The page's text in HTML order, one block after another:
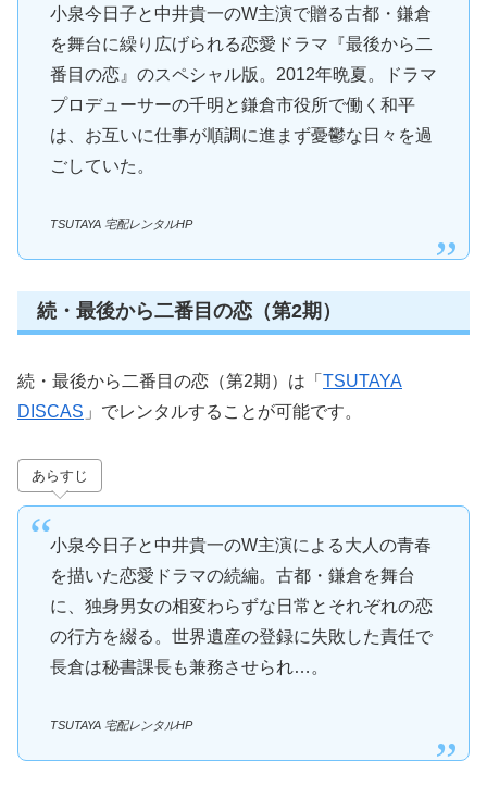
小泉今日子と中井貴一のW主演で贈る古都・鎌倉
を舞台に繰り広げられる恋愛ドラマ『最後から二
番目の恋』のスペシャル版。2012年晩夏。ドラマ
プロデューサーの千明と鎌倉市役所で働く和平
は、お互いに仕事が順調に進まず憂鬱な日々を過
ごしていた。
TSUTAYA 宅配レンタルHP
続・最後から二番目の恋（第2期）
続・最後から二番目の恋（第2期）は「 TSUTAYA
DISCAS 」でレンタルすることが可能です。
あらすじ
小泉今日子と中井貴一のW主演による大人の青春
を描いた恋愛ドラマの続編。古都・鎌倉を舞台
に、独身男女の相変わらずな日常とそれぞれの恋
の行方を綴る。世界遺産の登録に失敗した責任で
長倉は秘書課長も兼務させられ…。
TSUTAYA 宅配レンタルHP